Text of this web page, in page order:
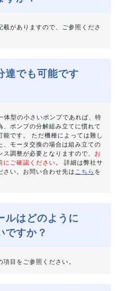
載がありますので、ご参照くださ
達でも可能です
体型の小さいポンプであれば、特
、ポンプの分解組み立てに慣れて
能です。 ただ機種によっては難し
、モータ交換の場合は組み立ての
調整が必要となりますので、 お
にご確認ください。 詳細は弊社サ
さい。お問い合わせ先はこちら を
ルはどのように
ですか？
項目をご参照ください。